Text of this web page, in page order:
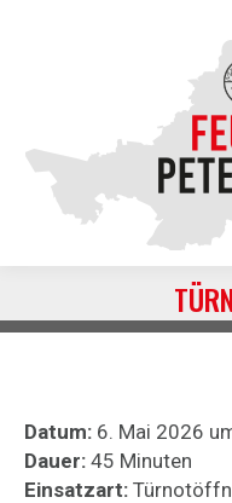
Datum: 6. Mai 2026
Dauer: 45 Minuten
Einsatzart: